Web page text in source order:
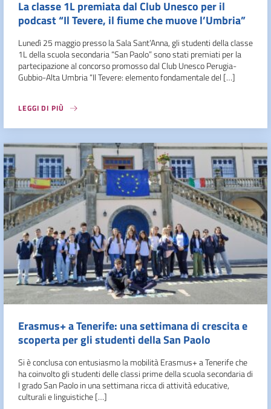
La classe 1L premiata dal Club Unesco per il
podcast “Il Tevere, il fiume che muove l’Umbria”
Lunedì 25 maggio presso la Sala Sant’Anna, gli studenti della classe
1L della scuola secondaria “San Paolo” sono stati premiati per la
partecipazione al concorso promosso dal Club Unesco Perugia-
Gubbio-Alta Umbria “Il Tevere: elemento fondamentale del […]
LEGGI DI PIÙ
Erasmus+ a Tenerife: una settimana di crescita e
scoperta per gli studenti della San Paolo
Si è conclusa con entusiasmo la mobilità Erasmus+ a Tenerife che
ha coinvolto gli studenti delle classi prime della scuola secondaria di
I grado San Paolo in una settimana ricca di attività educative,
culturali e linguistiche […]